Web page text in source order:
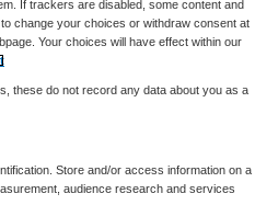
If trackers are disabled, some content and
change your choices or withdraw consent at
Your choices will have effect within our
these do not record any data about you as a
Store and/or access information on a
audience research and services